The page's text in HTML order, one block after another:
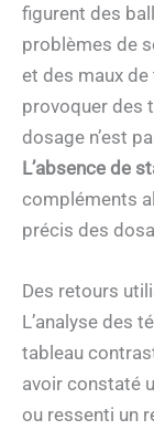
figurent des
problèmes de
et des maux
provoquer des
dosage n’est
L’absence de
compléments
précis des
Des retours
L’analyse des
tableau
avoir constaté
ou ressenti un